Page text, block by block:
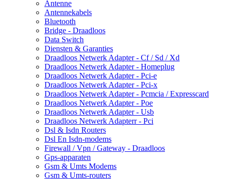
Antenne
Antennekabels
Bluetooth
Bridge - Draadloos
Data Switch
Diensten & Garanties
Draadloos Netwerk Adapter - Cf / Sd / Xd
Draadloos Netwerk Adapter - Homeplug
Draadloos Netwerk Adapter - Pci-e
Draadloos Netwerk Adapter - Pci-x
Draadloos Netwerk Adapter - Pcmcia / Expresscard
Draadloos Netwerk Adapter - Poe
Draadloos Netwerk Adapter - Usb
Draadloos Netwerk Adapterr - Pci
Dsl & Isdn Routers
Dsl En Isdn-modems
Firewall / Vpn / Gateway - Draadloos
Gps-apparaten
Gsm & Umts Modems
Gsm & Umts-routers